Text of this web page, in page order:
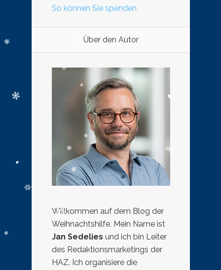
So können Sie spenden
Über den Autor
Willkommen auf dem Blog der
Weihnachtshilfe. Mein Name ist
Jan Sedelies und ich bin Leiter
des Redaktionsmarketings der
HAZ. Ich organisiere die